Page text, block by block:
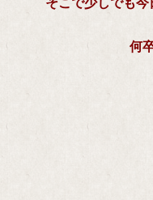
そこで少しでも
何